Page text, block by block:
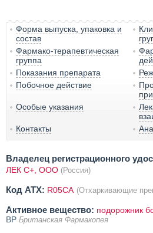
Форма выпуска, упаковка и
состав
Фармако-терапевтическая
группа
Показания препарата
Побочное действие
Особые указания
Контакты
Владелец регистрационного
ЛЕК С+, ООО (Россия)
Код ATX: R05CA (Отхаркивающие
Активное вещество: подорожник
BP Британская Фармакопея